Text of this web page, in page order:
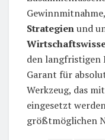
Strategienund
den langfristigen
Garant für
Werkzeug, das
eingesetzt
größtmöglichen